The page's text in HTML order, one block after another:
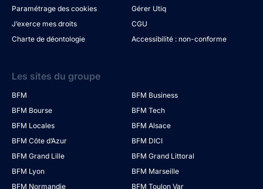
Paramétrage des cookies
Gérer Utiq
J’exerce mes droits
CGU
Charte de déontologie
Accessibilité : non-conforme
Les sites du groupe
BFM
BFM Business
BFM Bourse
BFM Tech
BFM Locales
BFM Alsace
BFM Côte d’Azur
BFM DICI
BFM Grand Lille
BFM Grand Littoral
BFM Lyon
BFM Marseille
BFM Normandie
BFM Toulon Var